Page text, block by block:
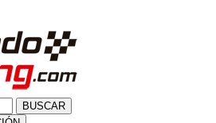
BUSCAR